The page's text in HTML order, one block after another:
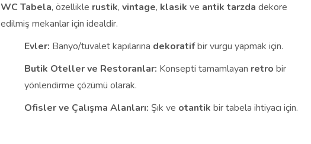
WC Tabela, özellikle rustik, vintage, klasik ve antik tarzda dekore
edilmiş mekanlar için idealdir.
Evler: Banyo/tuvalet kapılarına dekoratifbir vurgu yapmak için.
Butik Oteller ve Restoranlar: Konsepti tamamlayan retro bir
yönlendirme çözümü olarak.
Ofisler ve Çalışma Alanları: Şık ve otantik bir tabela ihtiyacı için.